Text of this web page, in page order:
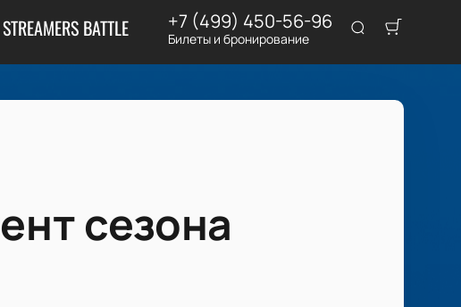
BATTLE +7 (499) 450-56-96
Билеты и бронирование
сезона